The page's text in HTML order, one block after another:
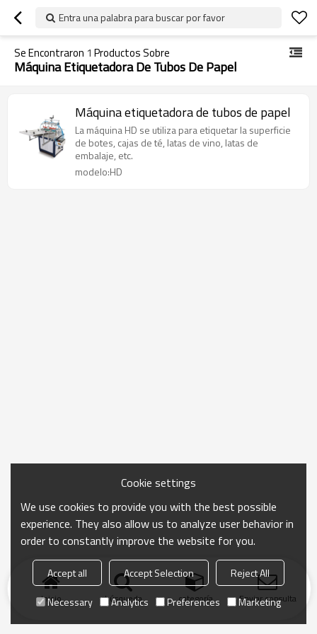
Entra una palabra para buscar por favor
Se Encontraron 1 Productos Sobre
Máquina Etiquetadora De Tubos De Papel
Máquina etiquetadora de tubos de papel
La máquina HD se utiliza para etiquetar la superficie
de botes, cajas de té, latas de vino, latas de
embalaje, etc.
modelo:HD
Inicio búsqueda categoría Enviar consulta
Cookie settings
We use cookies to provide you with the best possible
experience. They also allow us to analyze user behavior in
order to constantly improve the website for you.
Accept all Accept Selection
Reject All
Necessary
Analytics Preferences Marketing